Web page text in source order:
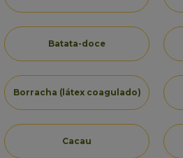
Batata-doce
Borracha (látex coagulado)
Cacau